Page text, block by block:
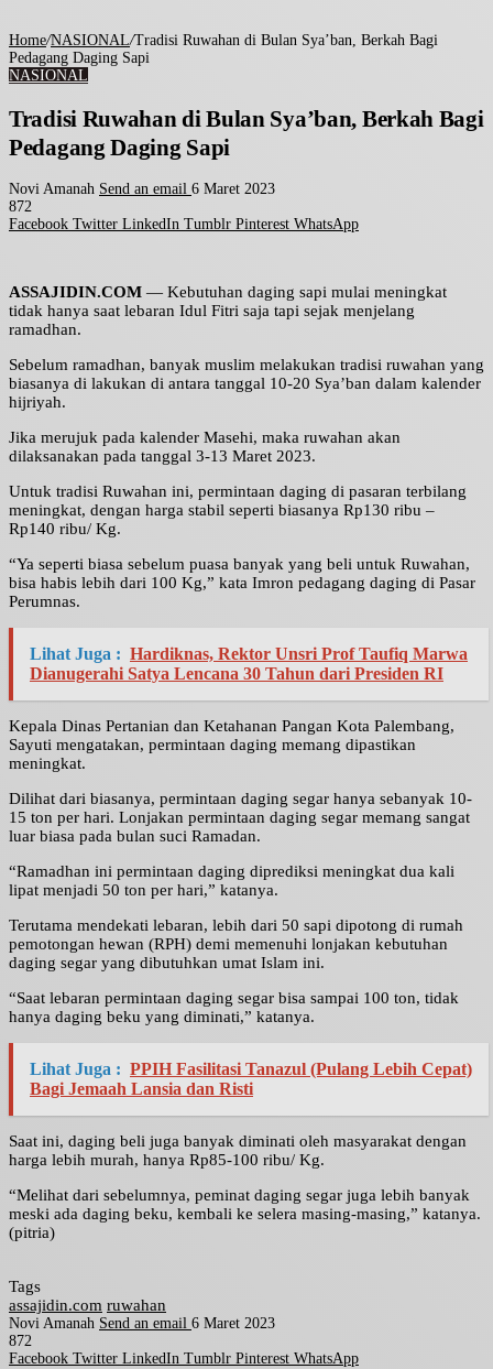
Home/NASIONAL/Tradisi Ruwahan di Bulan Sya’ban, Berkah Bagi
Pedagang Daging Sapi
NASIONAL
Tradisi Ruwahan di Bulan Sya’ban, Berkah Bagi
Pedagang Daging Sapi
Novi Amanah Send an email 6 Maret 2023
872
Facebook Twitter LinkedIn Tumblr Pinterest WhatsApp
ASSAJIDIN.COM — Kebutuhan daging sapi mulai meningkat
tidak hanya saat lebaran Idul Fitri saja tapi sejak menjelang
ramadhan.
Sebelum ramadhan, banyak muslim melakukan tradisi ruwahan yang
biasanya di lakukan di antara tanggal 10-20 Sya’ban dalam kalender
hijriyah.
Jika merujuk pada kalender Masehi, maka ruwahan akan
dilaksanakan pada tanggal 3-13 Maret 2023.
Untuk tradisi Ruwahan ini, permintaan daging di pasaran terbilang
meningkat, dengan harga stabil seperti biasanya Rp130 ribu –
Rp140 ribu/ Kg.
“Ya seperti biasa sebelum puasa banyak yang beli untuk Ruwahan,
bisa habis lebih dari 100 Kg,” kata Imron pedagang daging di Pasar
Perumnas.
Lihat Juga : Hardiknas, Rektor Unsri Prof Taufiq Marwa
Dianugerahi Satya Lencana 30 Tahun dari Presiden RI
Kepala Dinas Pertanian dan Ketahanan Pangan Kota Palembang,
Sayuti mengatakan, permintaan daging memang dipastikan
meningkat.
Dilihat dari biasanya, permintaan daging segar hanya sebanyak 10-
15 ton per hari. Lonjakan permintaan daging segar memang sangat
luar biasa pada bulan suci Ramadan.
“Ramadhan ini permintaan daging diprediksi meningkat dua kali
lipat menjadi 50 ton per hari,” katanya.
Terutama mendekati lebaran, lebih dari 50 sapi dipotong di rumah
pemotongan hewan (RPH) demi memenuhi lonjakan kebutuhan
daging segar yang dibutuhkan umat Islam ini.
“Saat lebaran permintaan daging segar bisa sampai 100 ton, tidak
hanya daging beku yang diminati,” katanya.
Lihat Juga : PPIH Fasilitasi Tanazul (Pulang Lebih Cepat)
Bagi Jemaah Lansia dan Risti
Saat ini, daging beli juga banyak diminati oleh masyarakat dengan
harga lebih murah, hanya Rp85-100 ribu/ Kg.
“Melihat dari sebelumnya, peminat daging segar juga lebih banyak
meski ada daging beku, kembali ke selera masing-masing,” katanya.
(pitria)
Tags
assajidin.com ruwahan
Novi Amanah Send an email 6 Maret 2023
872
Facebook Twitter LinkedIn Tumblr Pinterest WhatsApp